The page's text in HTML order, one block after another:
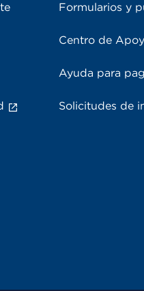
Formularios y
Centro de
Ayuda para
Solicitudes de